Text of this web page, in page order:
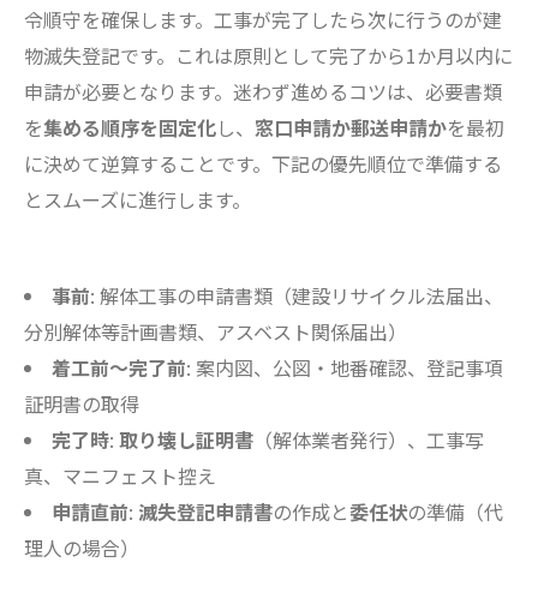
令順守を確保します。工事が完了したら次に行うのが建
物滅失登記です。これは原則として完了から1か月以内に
申請が必要となります。迷わず進めるコツは、必要書類
を集める順序を固定化し、 窓口申請か郵送申請かを最初
に決めて逆算することです。下記の優先順位で準備する
とスムーズに進行します。
事前: 解体工事の申請書類（建設リサイクル法届出、
分別解体等計画書類、アスベスト関係届出）
着工前〜完了前: 案内図、公図・地番確認、登記事項
証明書の取得
完了時: 取り壊し証明書（解体業者発行）、工事写
真、マニフェスト控え
申請直前: 滅失登記申請書の作成と委任状の準備（代
理人の場合）